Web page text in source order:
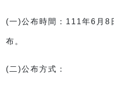
(一)公布時間：111年6月8
布。
(二)公布方式：